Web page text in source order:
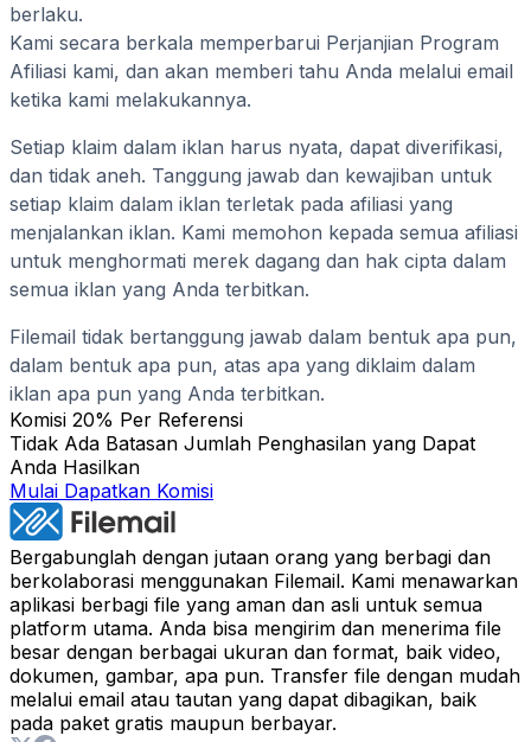
berlaku.
Kami secara berkala memperbarui Perjanjian Program
Afiliasi kami, dan akan memberi tahu Anda melalui email
ketika kami melakukannya.
Setiap klaim dalam iklan harus nyata, dapat diverifikasi,
dan tidak aneh. Tanggung jawab dan kewajiban untuk
setiap klaim dalam iklan terletak pada afiliasi yang
menjalankan iklan. Kami memohon kepada semua afiliasi
untuk menghormati merek dagang dan hak cipta dalam
semua iklan yang Anda terbitkan.
Filemail tidak bertanggung jawab dalam bentuk apa pun,
dalam bentuk apa pun, atas apa yang diklaim dalam
iklan apa pun yang Anda terbitkan.
Komisi 20% Per Referensi
Tidak Ada Batasan Jumlah Penghasilan yang Dapat
Anda Hasilkan
Mulai Dapatkan Komisi
Bergabunglah dengan jutaan orang yang berbagi dan
berkolaborasi menggunakan Filemail. Kami menawarkan
aplikasi berbagi file yang aman dan asli untuk semua
platform utama. Anda bisa mengirim dan menerima file
besar dengan berbagai ukuran dan format, baik video,
dokumen, gambar, apa pun. Transfer file dengan mudah
melalui email atau tautan yang dapat dibagikan, baik
pada paket gratis maupun berbayar.